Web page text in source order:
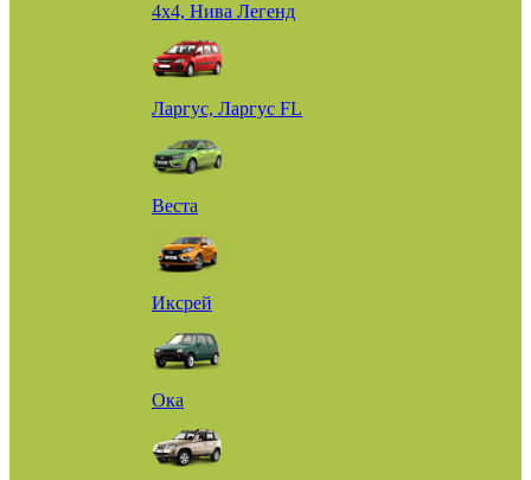
4х4, Нива Легенд
Ларгус, Ларгус FL
Веста
Иксрей
Ока